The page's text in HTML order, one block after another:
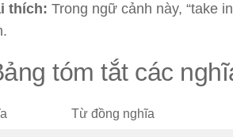
thích: Trong ngữ cảnh này, “take
tóm tắt các
Từ đồng nghĩa